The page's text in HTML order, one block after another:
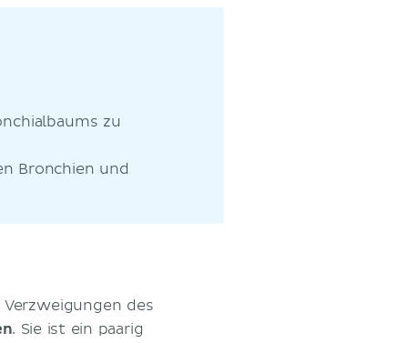
zu
Bronchien und
Verzweigungen des
. Sie ist ein paarig